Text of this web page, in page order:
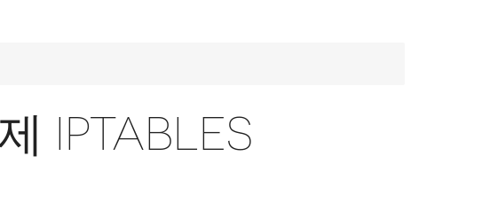
IPTABLES